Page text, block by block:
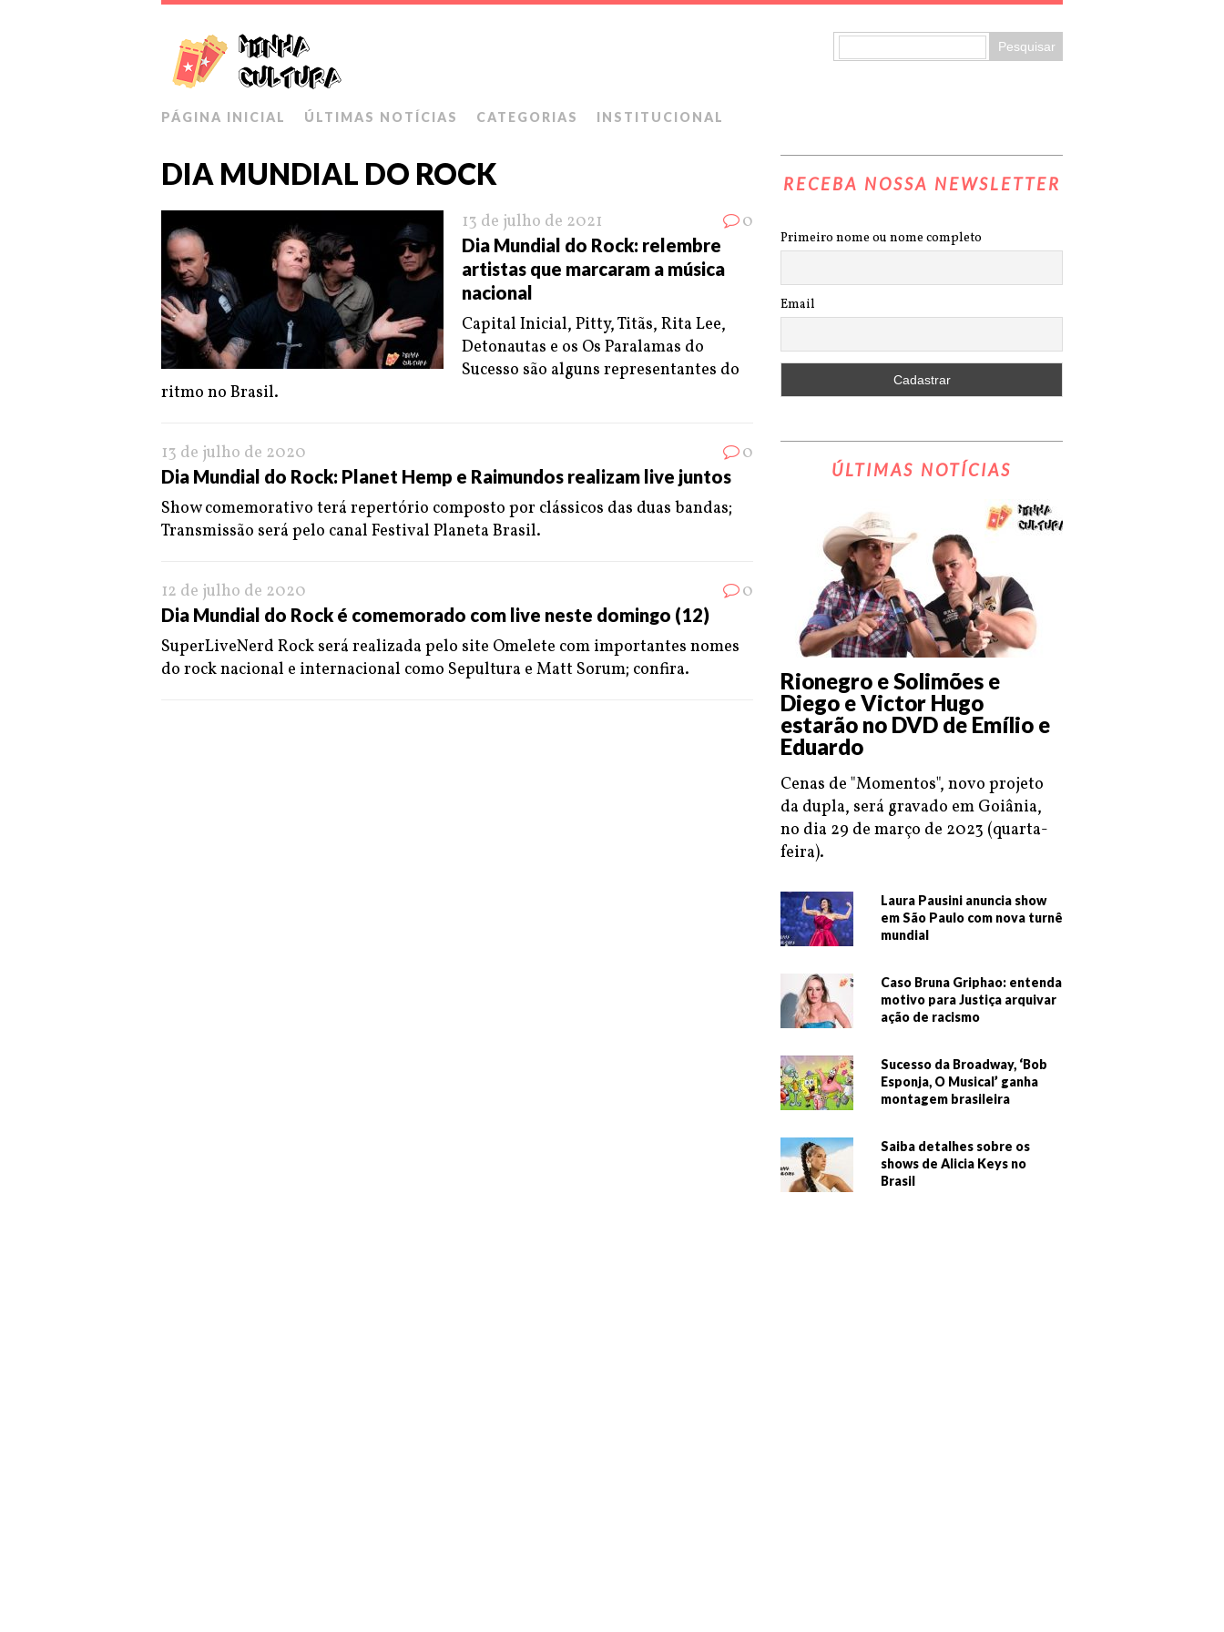
PÁGINA INICIAL ÚLTIMAS NOTÍCIAS CATEGORIAS INSTITUCIONAL
DIA MUNDIAL DO ROCK
13 de julho de 2021 0
Dia Mundial do Rock: relembre
artistas que marcaram a música
nacional
Capital Inicial, Pitty, Titãs, Rita Lee,
Detonautas e os Os Paralamas do
Sucesso são alguns representantes do
ritmo no Brasil.
13 de julho de 2020 0
Dia Mundial do Rock: Planet Hemp e Raimundos realizam live juntos
Show comemorativo terá repertório composto por clássicos das duas bandas;
Transmissão será pelo canal Festival Planeta Brasil.
12 de julho de 2020 0
Dia Mundial do Rock é comemorado com live neste domingo (12)
SuperLiveNerd Rock será realizada pelo site Omelete com importantes nomes
do rock nacional e internacional como Sepultura e Matt Sorum; confira.
RECEBA NOSSA NEWSLETTER
Primeiro nome ou nome completo
Email
ÚLTIMAS NOTÍCIAS
Rionegro e Solimões e
Diego e Victor Hugo
estarão no DVD de Emílio e
Eduardo
Cenas de "Momentos", novo projeto
da dupla, será gravado em Goiânia,
no dia 29 de março de 2023 (quarta-
feira).
Laura Pausini anuncia show
em São Paulo com nova turnê
mundial
Caso Bruna Griphao: entenda
motivo para Justiça arquivar
ação de racismo
Sucesso da Broadway, ‘Bob
Esponja, O Musical’ ganha
montagem brasileira
Saiba detalhes sobre os
shows de Alicia Keys no
Brasil